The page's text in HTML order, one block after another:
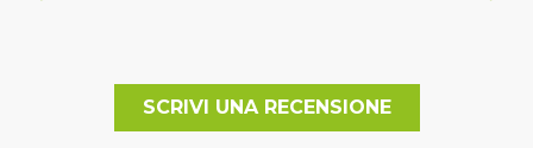
SCRIVI UNA RECENSIONE